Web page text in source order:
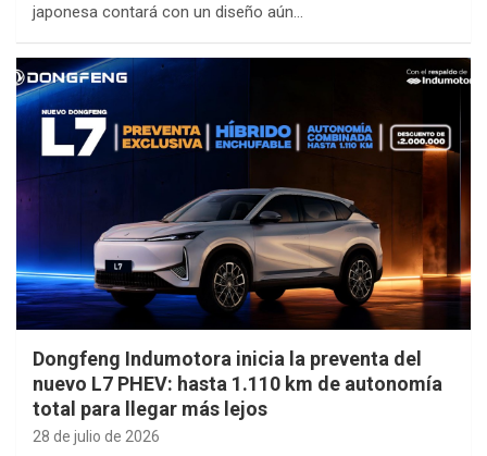
japonesa contará con un diseño aún…
Dongfeng Indumotora inicia la preventa del
nuevo L7 PHEV: hasta 1.110 km de autonomía
total para llegar más lejos
28 de julio de 2026